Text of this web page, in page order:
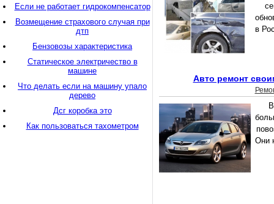
в
Авто ремонт
Они
Если не работает гидрокомпенсатор
Возмещение страхового случая при
дтп
Бензовозы характеристика
Статическое электричество в
машине
Что делать если на машину упало
дерево
Дсг коробка это
Как пользоваться тахометром